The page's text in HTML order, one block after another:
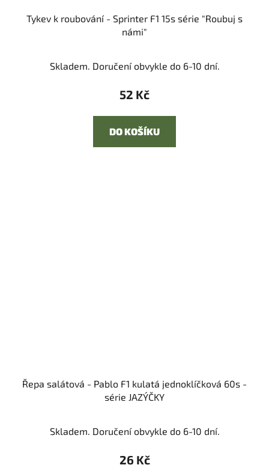
Tykev k roubování - Sprinter F1 15s série "Roubuj s
námi"
Skladem. Doručení obvykle do 6-10 dní.
52 Kč
DO KOŠÍKU
Řepa salátová - Pablo F1 kulatá jednoklíčková 60s -
série JAZÝČKY
Skladem. Doručení obvykle do 6-10 dní.
26 Kč